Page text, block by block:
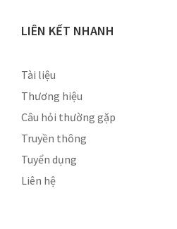
LIÊN KẾT NHANH
Tài liệu
Thương hiệu
Câu hỏi thường gặp
Truyền thông
Tuyển dụng
Liên hệ